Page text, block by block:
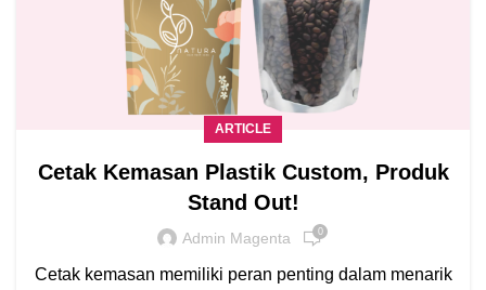
ARTICLE
Cetak Kemasan Plastik Custom, Produk
Stand Out!
Admin Magenta 0
Cetak kemasan memiliki peran penting dalam menarik